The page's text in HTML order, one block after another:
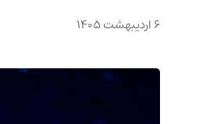
6 اردیبهشت 1405